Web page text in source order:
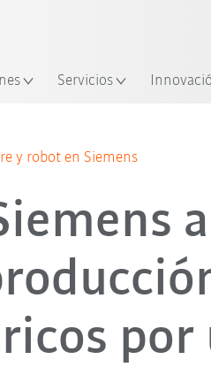
Servicios Todos los
y robot en Siemens
por